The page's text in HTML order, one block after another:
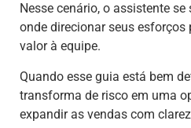
Nesse cenário, o assistente
onde direcionar seus
valor à equipe.
Quando esse guia está bem
transforma de risco em uma
expandir as vendas com